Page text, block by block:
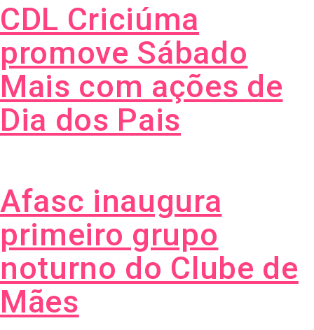
CDL Criciúma
promove Sábado
Mais com ações de
Dia dos Pais
Afasc inaugura
primeiro grupo
noturno do Clube de
Mães